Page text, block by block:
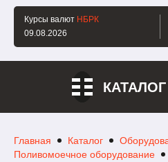
Курсы валют НБРК
09.08.2026
Главная Каталог
Поливомоечное оборудование